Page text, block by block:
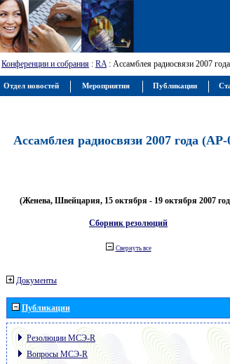
Конференции и собрания : RA: Ассамблея радиосвязи 2007
Ассамблея радиосвязи 2007 года (АР-
(Женева, Швейцария, 15 октября - 19 октября 2007
Сборник резолюций
Свернуть все
Документы
Публикации
Резолюции МСЭ-R
Вопросы МСЭ-R
Отдел новостей Мероприятия Публикации